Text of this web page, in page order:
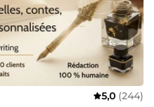
5,0 (244)